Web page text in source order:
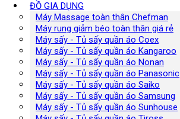
ĐỒ GIA DỤNG
Máy Massage toàn thân Chefman
Máy rung giảm béo toàn thân giá rẻ
Máy sấy - Tủ sấy quần áo Coex
Máy sấy - Tủ sấy quần áo Kangaroo
Máy sấy - Tủ sấy quần áo Nonan
Máy sấy - Tủ sấy quần áo Panasonic
Máy sấy - Tủ sấy quần áo Saiko
Máy sấy - Tủ sấy quần áo Samsung
Máy sấy - Tủ sấy quần áo Sunhouse